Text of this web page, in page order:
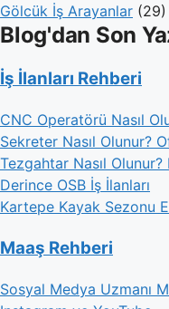
Gölcük İş Arayanlar (29)
Blog'dan Son
İş İlanları Rehberi
CNC Operatörü Nasıl
Sekreter Nasıl Olunur?
Tezgahtar Nasıl
Derince OSB İş İlanları
Kartepe Kayak Sezonu
Maaş Rehberi
Sosyal Medya Uzmanı